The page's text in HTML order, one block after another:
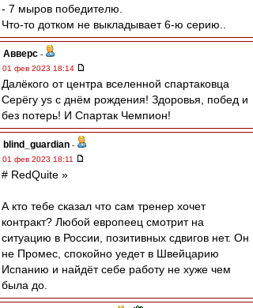
- 7 мыров победителю.
Что-то дотком не выкладывает 6-ю серию..
Авверс -
01 фев 2023 18:14
Далёкого от центра вселенной спартаковца
Серёгу ys с днём рождения! Здоровья, побед и
без потерь! И Спартак Чемпион!
blind_guardian -
01 фев 2023 18:11
# RedQuite »
А кто тебе сказал что сам тренер хочет
контракт? Любой европеец смотрит на
ситуацию в России, позитивных сдвигов нет. Он
не Промес, спокойно уедет в Швейцарию
Испанию и найдёт себе работу не хуже чем
была до.